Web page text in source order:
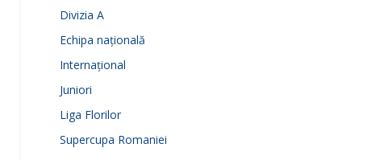
Divizia A
Echipa națională
Internațional
Juniori
Liga Florilor
Supercupa Romaniei